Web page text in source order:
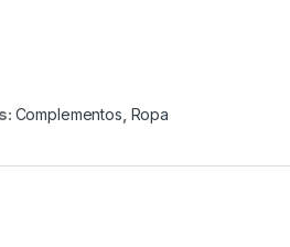
Complementos Ropa